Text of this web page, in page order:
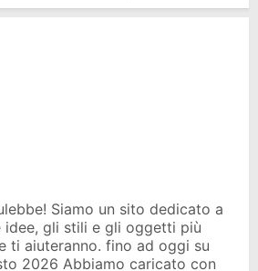
Siamo un sito dedicato a
idee, gli stili e gli oggetti più
ti aiuteranno. fino ad oggi su
2026 Abbiamo caricato con